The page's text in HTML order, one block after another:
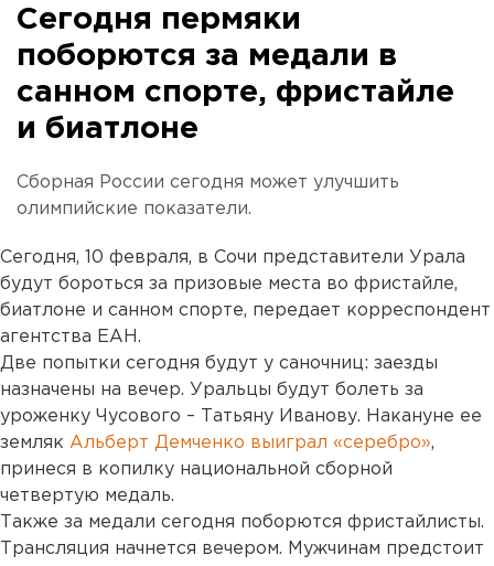
Сегодня пермяки
поборются за медали в
санном спорте, фристайле
и биатлоне
Сборная России сегодня может улучшить
олимпийские показатели.
Сегодня, 10 февраля, в Сочи представители Урала
будут бороться за призовые места во фристайле,
биатлоне и санном спорте, передает корреспондент
агентства ЕАН.
Две попытки сегодня будут у саночниц: заезды
назначены на вечер. Уральцы будут болеть за
уроженку Чусового – Татьяну Иванову. Накануне ее
земляк Альберт Демченко выиграл «серебро»,
принеся в копилку национальной сборной
четвертую медаль.
Также за медали сегодня поборются фристайлисты.
Трансляция начнется вечером. Мужчинам предстоит